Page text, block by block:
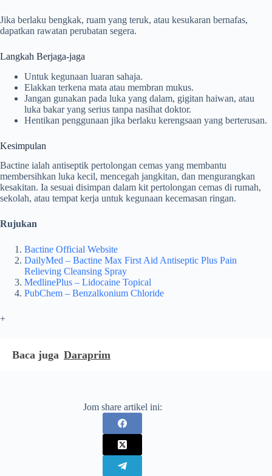
Jika berlaku bengkak, ruam yang teruk, atau kesukaran bernafas,
dapatkan rawatan perubatan segera.
Langkah Berjaga-jaga
Untuk kegunaan luaran sahaja.
Elakkan terkena mata atau membran mukus.
Jangan gunakan pada luka yang dalam, gigitan haiwan, atau
luka bakar yang serius tanpa nasihat doktor.
Hentikan penggunaan jika berlaku kerengsaan yang berterusan.
Kesimpulan
Bactine ialah antiseptik pertolongan cemas yang membantu
membersihkan luka kecil, mencegah jangkitan, dan mengurangkan
kesakitan. Ia sesuai disimpan dalam kit pertolongan cemas di rumah,
sekolah, atau tempat kerja untuk kegunaan kecemasan ringan.
Rujukan
Bactine Official Website
DailyMed – Bactine Max First Aid Antiseptic Plus Pain
Relieving Cleansing Spray
MedlinePlus – Lidocaine Topical
PubChem – Benzalkonium Chloride
+
Baca juga Daraprim
Jom share artikel ini: